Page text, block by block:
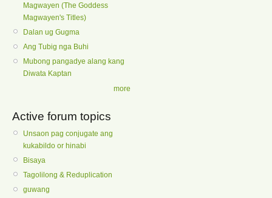
Magwayen (The Goddess
Magwayen's Titles)
Dalan ug Gugma
Ang Tubig nga Buhi
Mubong pangadye alang kang
Diwata Kaptan
more
Active forum topics
Unsaon pag conjugate ang
kukabildo or hinabi
Bisaya
Tagolilong & Reduplication
guwang